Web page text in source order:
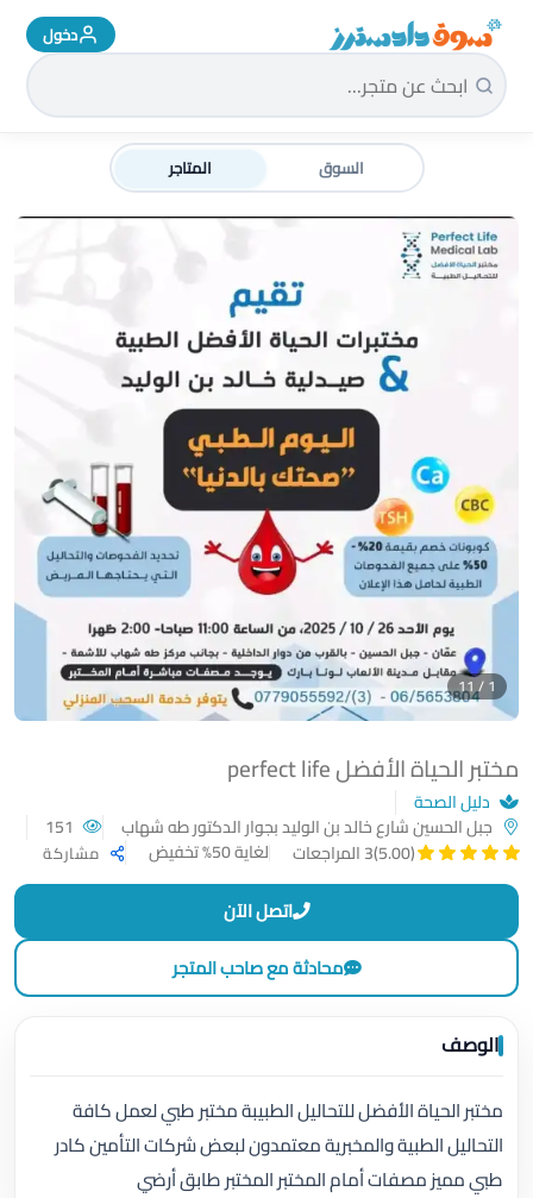
سوق دادسترز الرئيسية دخول
السوق المتاجر
مختبر الحياة الأفضل perfect life
دليل الصحة
جبل الحسين شارع خالد بن الوليد بجوار الدكتور طه شهاب
(5.00)
3 المراجعات لغاية 50% تخفيض مشاركة
1 / 11
اتصل الآن
محادثة مع صاحب المتجر
الوصف
مختبر الحياة الأفضل للتحاليل الطبيبة مختبر طبي لعمل كافة
التحاليل الطبية والمخبرية معتمدون لبعض شركات التأمين كادر
طبي مميز مصفات أمام المختبر المختبر طابق أرضي